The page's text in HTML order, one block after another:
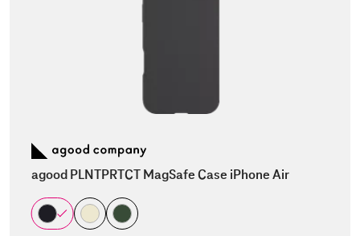
agood PLNTPRTCT MagSafe Case iPhone Air